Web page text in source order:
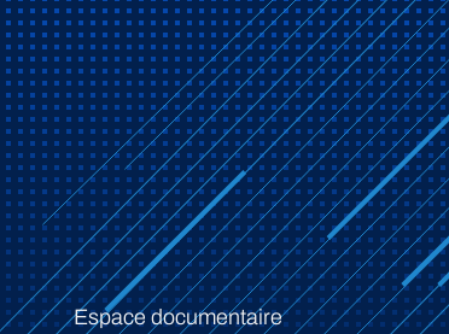
Espace documentaire